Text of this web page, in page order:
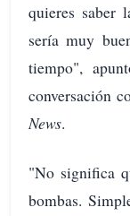
quieres saber
sería muy
tiempo",
conversación
News.
"No significa
bombas.